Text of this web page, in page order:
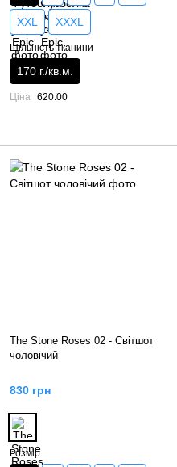
XXL XXXL
Щільність тканини
170 г./кв.м.
Ціна 620.00
The Stone Roses 02 - Світшот
чоловічий
830 грн
Розмір